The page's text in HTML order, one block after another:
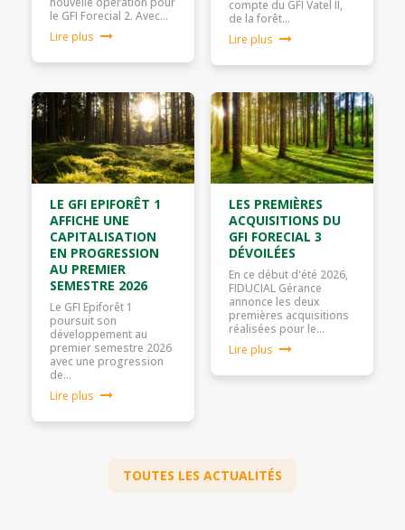
le GFI Forecial 2. Avec…
Lire plus
compte du GFI Vatel II,
de la forêt…
Lire plus
LE GFI EPIFORÊT 1
AFFICHE UNE
CAPITALISATION
EN PROGRESSION
AU PREMIER
SEMESTRE 2026
Le GFI Epiforêt 1
poursuit son
développement au
premier semestre 2026
avec une progression
de…
Lire plus
LES PREMIÈRES
ACQUISITIONS DU
GFI FORECIAL 3
DÉVOILÉES
En ce début d'été 2026,
FIDUCIAL Gérance
annonce les deux
premières acquisitions
réalisées pour le…
Lire plus
TOUTES LES ACTUALITÉS